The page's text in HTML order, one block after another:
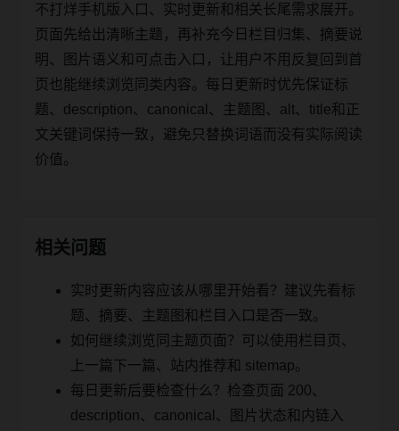
不打烊手机版入口、实时更新和相关长尾需求展开。
页面先给出清晰主题，再补充今日栏目归集、摘要说
明、图片语义和可点击入口，让用户不用反复回到首
页也能继续浏览同类内容。每日更新时优先保证标
题、description、canonical、主题图、alt、title和正
文关键词保持一致，避免只替换词语而没有实际阅读
价值。
相关问题
实时更新内容应该从哪里开始看？建议先看标
题、摘要、主题图和栏目入口是否一致。
如何继续浏览同主题页面？可以使用栏目页、
上一篇下一篇、站内推荐和 sitemap。
每日更新后要检查什么？检查页面 200、
description、canonical、图片状态和内链入